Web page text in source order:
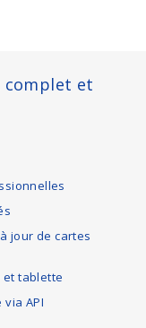
complet et
jour de cartes
et tablette
API